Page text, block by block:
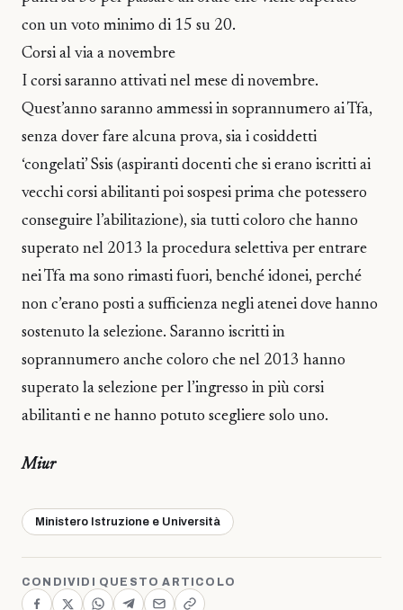
con un voto minimo di 15 su 20.
Corsi al via a novembre
I corsi saranno attivati nel mese di novembre.
Quest’anno saranno ammessi in soprannumero ai Tfa,
senza dover fare alcuna prova, sia i cosiddetti
‘congelati’ Ssis (aspiranti docenti che si erano iscritti ai
vecchi corsi abilitanti poi sospesi prima che potessero
conseguire l’abilitazione), sia tutti coloro che hanno
superato nel 2013 la procedura selettiva per entrare
nei Tfa ma sono rimasti fuori, benché idonei, perché
non c’erano posti a sufficienza negli atenei dove hanno
sostenuto la selezione. Saranno iscritti in
soprannumero anche coloro che nel 2013 hanno
superato la selezione per l’ingresso in più corsi
abilitanti e ne hanno potuto scegliere solo uno.
Miur
Ministero Istruzione e Università
CONDIVIDI QUESTO ARTICOLO